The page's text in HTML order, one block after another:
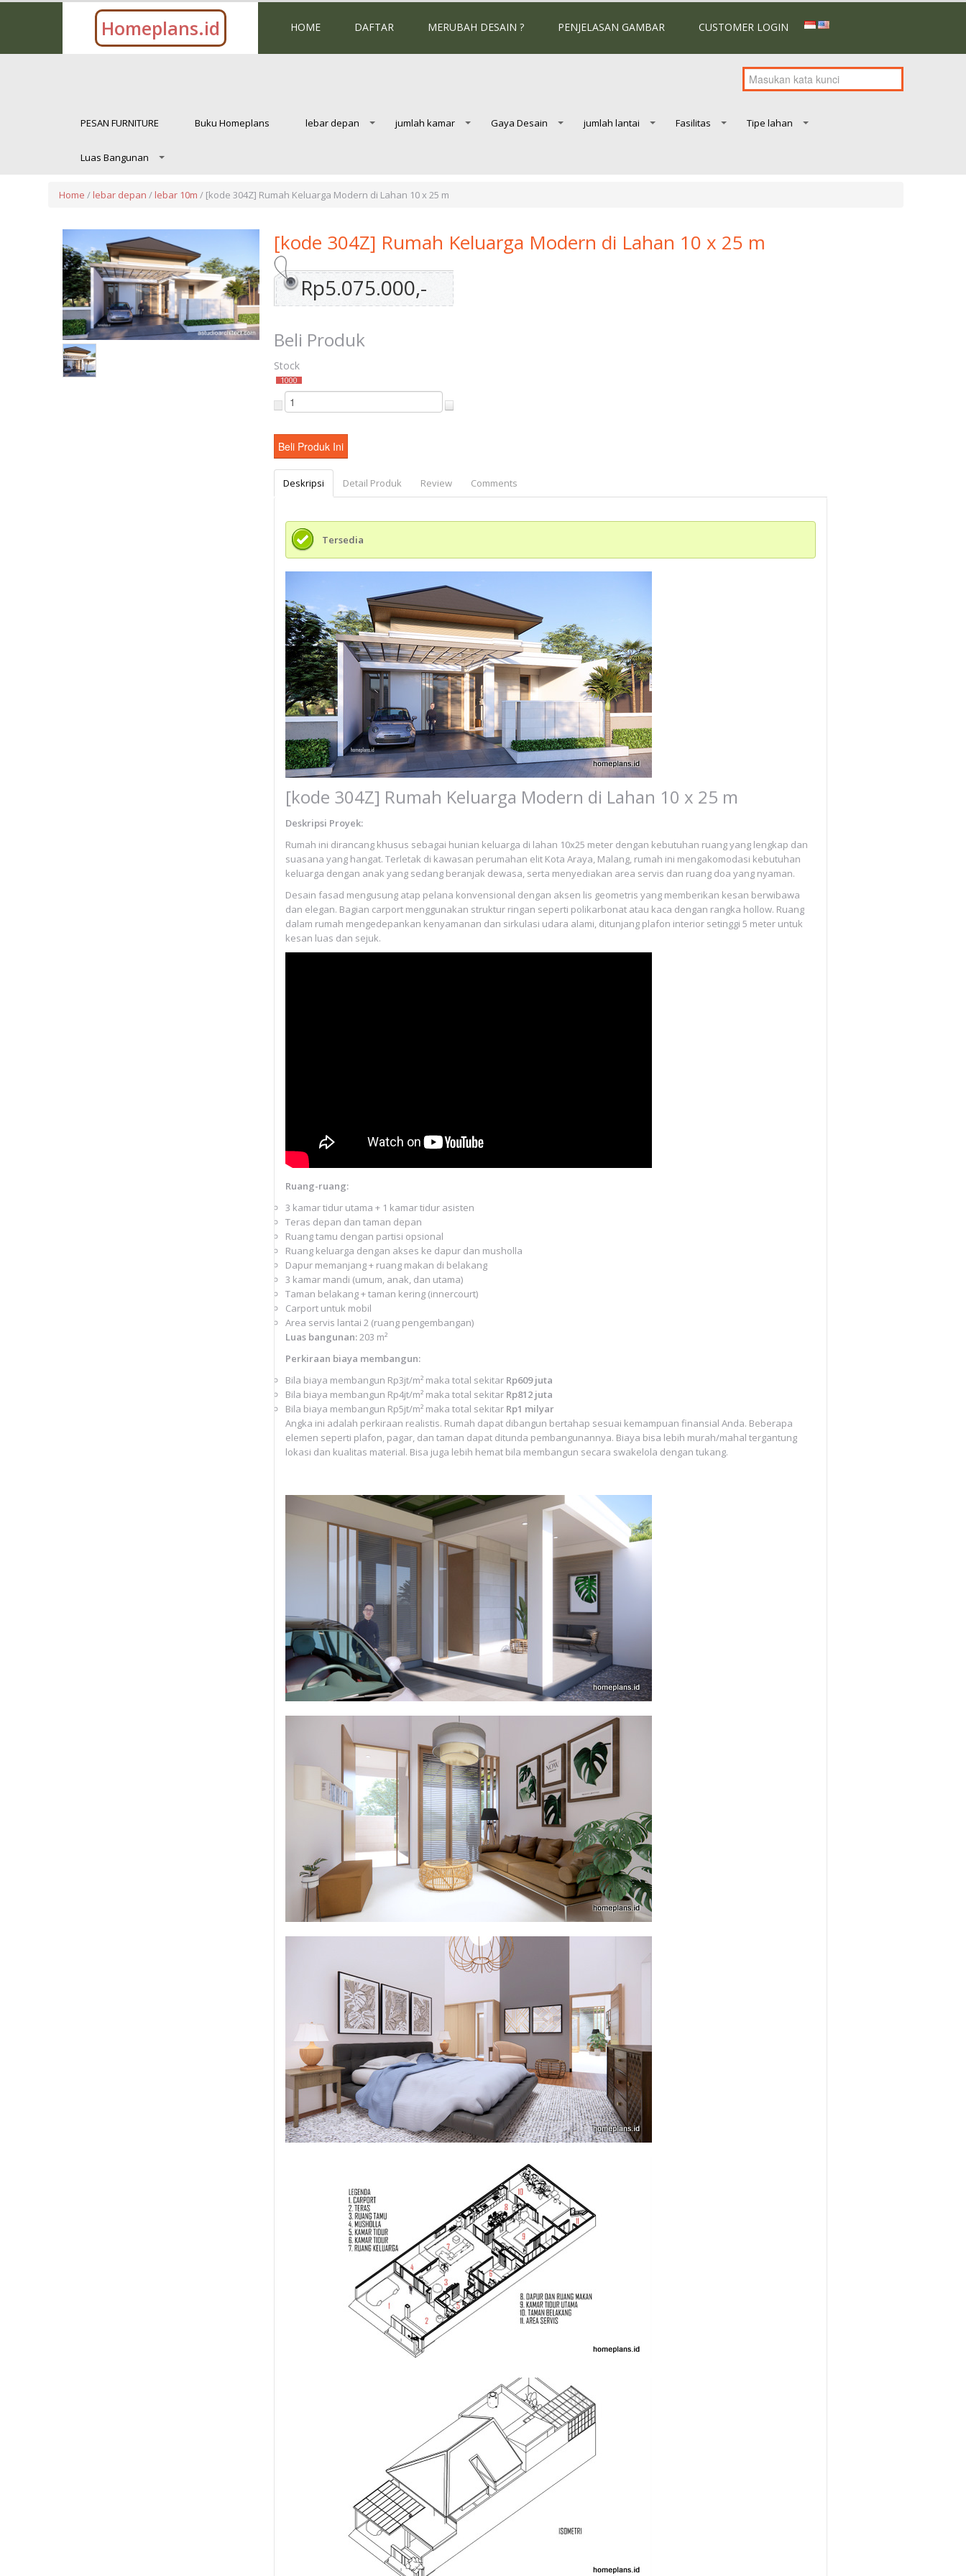
Homeplans.id HOME DAFTAR MERUBAH DESAIN ? PENJELASAN GAMBAR CUSTOMER LOGIN
PESAN FURNITURE Buku Homeplans lebar depan jumlah kamar Gaya Desain jumlah lantai Fasilitas Tipe lahan
Luas Bangunan
Home / lebar depan / lebar 10m / [kode 304Z] Rumah Keluarga Modern di Lahan 10 x 25 m
[kode 304Z] Rumah Keluarga Modern di Lahan 10 x 25 m
Rp5.075.000,-
Beli Produk
Stock
1000
Deskripsi Detail Produk Review Comments
Tersedia
[kode 304Z] Rumah Keluarga Modern di Lahan 10 x 25 m
Deskripsi Proyek:
Rumah ini dirancang khusus sebagai hunian keluarga di lahan 10x25 meter dengan kebutuhan ruang yang lengkap dan
suasana yang hangat. Terletak di kawasan perumahan elit Kota Araya, Malang, rumah ini mengakomodasi kebutuhan
keluarga dengan anak yang sedang beranjak dewasa, serta menyediakan area servis dan ruang doa yang nyaman.
Desain fasad mengusung atap pelana konvensional dengan aksen lis geometris yang memberikan kesan berwibawa
dan elegan. Bagian carport menggunakan struktur ringan seperti polikarbonat atau kaca dengan rangka hollow. Ruang
dalam rumah mengedepankan kenyamanan dan sirkulasi udara alami, ditunjang plafon interior setinggi 5 meter untuk
kesan luas dan sejuk.
Ruang-ruang:
3 kamar tidur utama + 1 kamar tidur asisten
Teras depan dan taman depan
Ruang tamu dengan partisi opsional
Ruang keluarga dengan akses ke dapur dan musholla
Dapur memanjang + ruang makan di belakang
3 kamar mandi (umum, anak, dan utama)
Taman belakang + taman kering (innercourt)
Carport untuk mobil
Area servis lantai 2 (ruang pengembangan)
Luas bangunan:203 m²
Perkiraan biaya membangun:
Bila biaya membangun Rp3jt/m² maka total sekitar Rp609 juta
Bila biaya membangun Rp4jt/m² maka total sekitar Rp812 juta
Bila biaya membangun Rp5jt/m² maka total sekitar Rp1 milyar
Angka ini adalah perkiraan realistis. Rumah dapat dibangun bertahap sesuai kemampuan finansial Anda. Beberapa
elemen seperti plafon, pagar, dan taman dapat ditunda pembangunannya. Biaya bisa lebih murah/mahal tergantung
lokasi dan kualitas material. Bisa juga lebih hemat bila membangun secara swakelola dengan tukang.